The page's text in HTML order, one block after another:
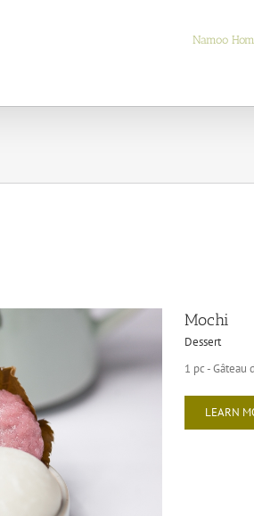
Namoo
Mochi
Dessert
1 pc - Gâteau
LEARN